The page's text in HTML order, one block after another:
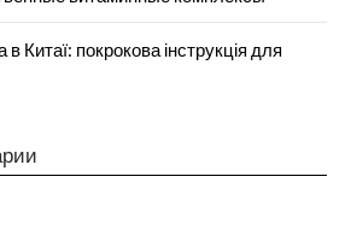
Китаї: покрокова інструкція для